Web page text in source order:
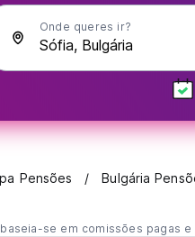
Onde queres ir?
Pensões Bulgária
se em comissões pagas